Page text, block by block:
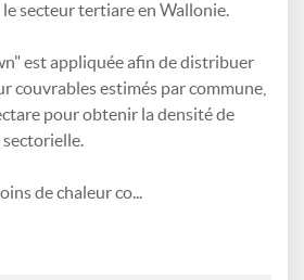
secteur tertiare en Wallonie.
est appliquée afin de distribuer
couvrables estimés par commune,
pour obtenir la densité de
sectorielle.
de chaleur co...